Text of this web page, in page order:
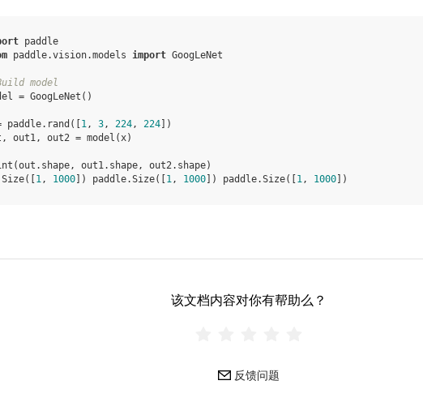
paddle
paddle.vision.models import GoogLeNet
model
= GoogLeNet ()
paddle. rand ([ 1, 3, 224, 224 ])
, out1, out2 = model (x)
(out . shape, out1. shape, out2. shape)
1, 1000 ]) paddle.Size([ 1, 1000 ]) paddle.Size([ 1, 1000 ])
该文档内容对你有帮助么？
反馈问题